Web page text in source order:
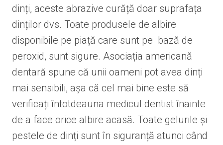
dinți, aceste abrazive curăță doar suprafața
dinților dvs. Toate produsele de albire
disponibile pe piață care sunt pe bază de
peroxid, sunt sigure. Asociația americană
dentară spune că unii oameni pot avea dinți
mai sensibili, așa că cel mai bine este să
verificați întotdeauna medicul dentist înainte
de a face orice albire acasă. Toate gelurile și
pestele de dinți sunt în siguranță atunci când